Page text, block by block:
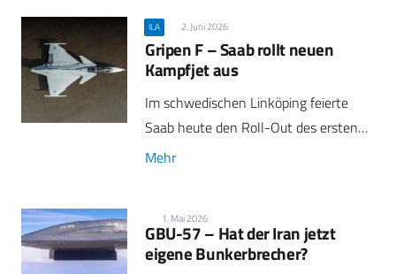
ILA 2. Juni 2026
Gripen F – Saab rollt neuen
Kampfjet aus
Im schwedischen Linköping feierte
Saab heute den Roll-Out des ersten…
Mehr
1. Mai 2026
GBU-57 – Hat der Iran jetzt
eigene Bunkerbrecher?